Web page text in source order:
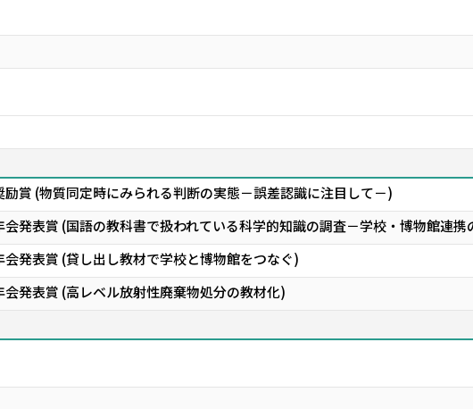
賞 (物質同定時にみられる判断の実態－誤差認識に注目して－)
発表賞 (国語の教科書で扱われている科学的知識の調査－学校・博物館連
発表賞 (貸し出し教材で学校と博物館をつなぐ)
発表賞 (高レベル放射性廃棄物処分の教材化)